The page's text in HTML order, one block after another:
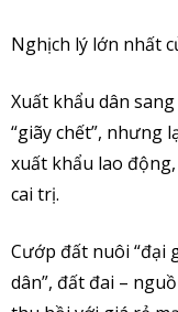
Nghịch lý lớn nhất
Xuất khẩu dân
“giãy chết”, nhưng
xuất khẩu lao
cai trị.
Cướp đất nuôi “đại
dân”, đất đai –